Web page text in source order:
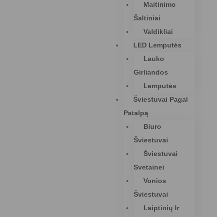
Maitinimo
Šaltiniai
Valdikliai
LED Lemputės
Lauko
Girliandos
Lemputės
Šviestuvai Pagal
Patalpą
Biuro
Šviestuvai
Šviestuvai
Svetainei
Vonios
Šviestuvai
Laiptinių Ir